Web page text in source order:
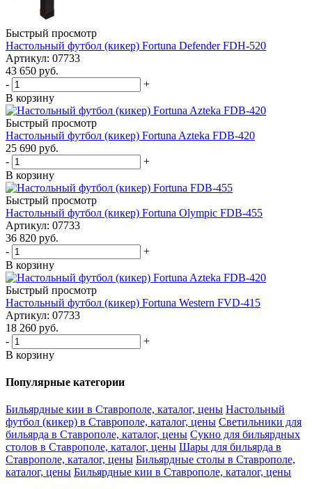
Быстрый просмотр
Настольный футбол (кикер) Fortuna Defender FDH-520
Артикул: 07733
43 650 руб.
-
+
В корзину
Быстрый просмотр
Настольный футбол (кикер) Fortuna Azteka FDB-420
25 690 руб.
-
+
В корзину
Быстрый просмотр
Настольный футбол (кикер) Fortuna Olympic FDB-455
Артикул: 07733
36 820 руб.
-
+
В корзину
Быстрый просмотр
Настольный футбол (кикер) Fortuna Western FVD-415
Артикул: 07733
18 260 руб.
-
+
В корзину
Популярные категории
Бильярдные кии в Ставрополе, каталог, цены Настольный
футбол (кикер) в Ставрополе, каталог, цены Светильники для
бильярда в Ставрополе, каталог, цены Сукно для бильярдных
столов в Ставрополе, каталог, цены Шары для бильярда в
Ставрополе, каталог, цены Бильярдные столы в Ставрополе,
каталог, цены Бильярдные кии в Ставрополе, каталог, цены